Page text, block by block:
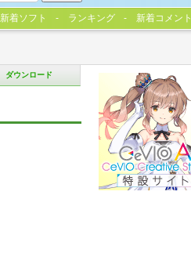
ダウンロード
新着ソフト ランキング 新着コメント